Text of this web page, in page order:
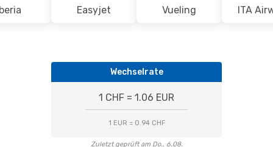
Easyjet Vueling ITA
Wechselrate
1 CHF = 1.06 EUR
1 EUR = 0.94 CHF
Zuletzt geprüft am Do., 6.08.